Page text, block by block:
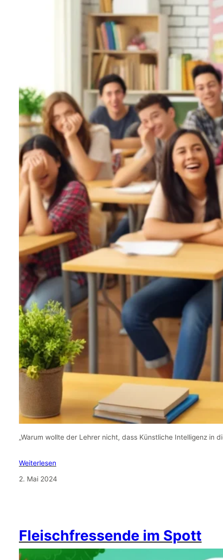
„Warum wollte der Lehrer nicht, dass Künstliche Intelligenz in
Weiterlesen
2. Mai 2024
Fleischfressende im Spott